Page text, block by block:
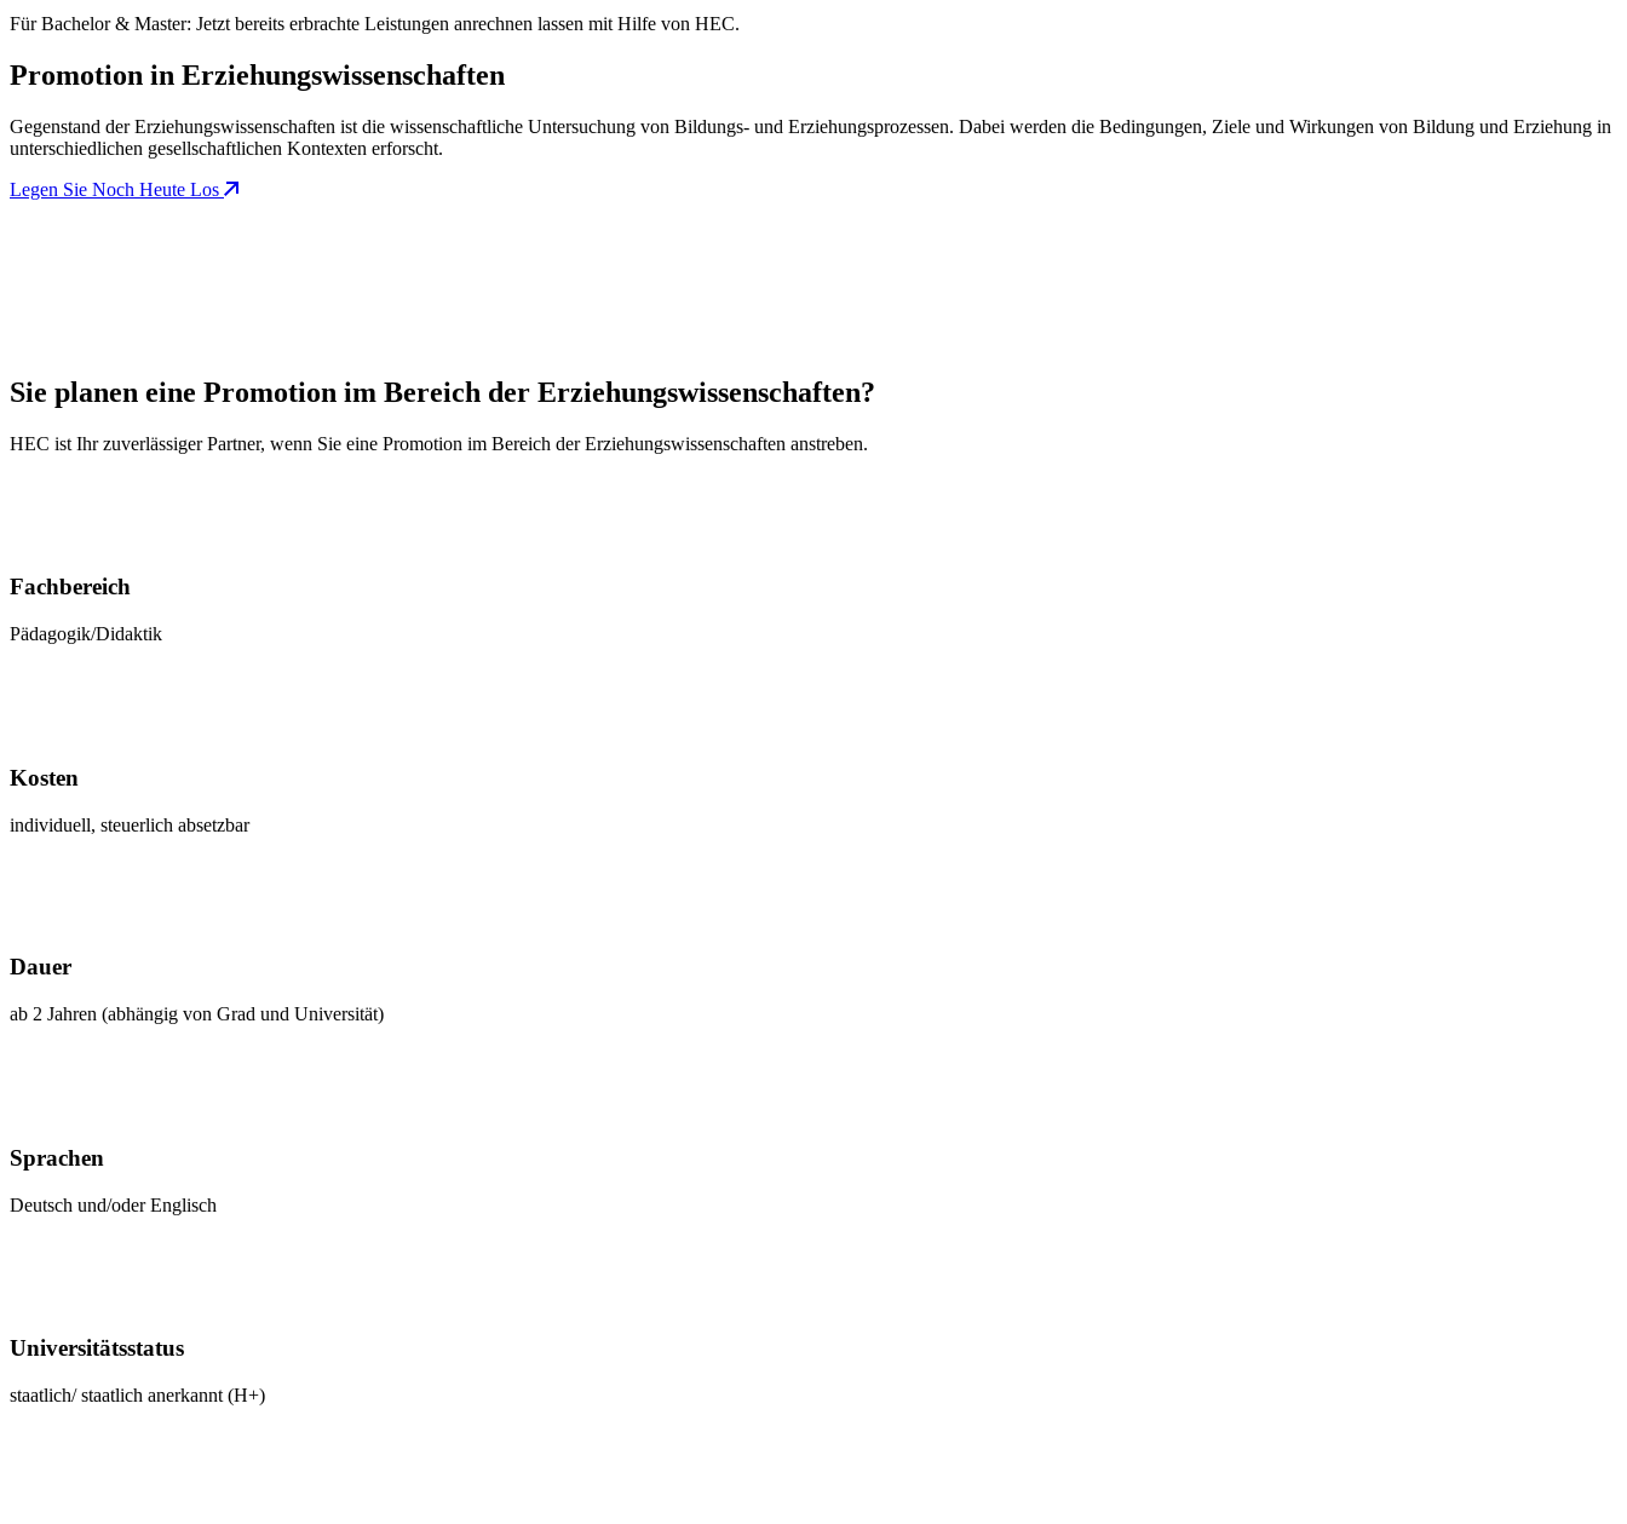
Für Bachelor & Master: Jetzt bereits erbrachte Leistungen anrechnen lassen mit Hilfe von HEC.
Promotion in Erziehungswissenschaften
Gegenstand der Erziehungswissenschaften ist die wissenschaftliche Untersuchung von Bildungs- und Erziehungsprozessen. Dabei werden die Bedingungen, Ziele und Wirkungen von Bildung und Erziehung in
unterschiedlichen gesellschaftlichen Kontexten erforscht.
Legen Sie Noch Heute Los
Sie planen eine Promotion im Bereich der Erziehungswissenschaften?
HEC ist Ihr zuverlässiger Partner, wenn Sie eine Promotion im Bereich der Erziehungswissenschaften anstreben.
Fachbereich
Pädagogik/Didaktik
Kosten
individuell, steuerlich absetzbar
Dauer
ab 2 Jahren (abhängig von Grad und Universität)
Sprachen
Deutsch und/oder Englisch
Universitätsstatus
staatlich/ staatlich anerkannt (H+)